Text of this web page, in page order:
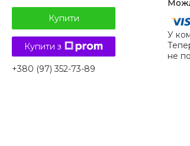
Купити
Купити з
+380 (97) 352-73-89
У
не